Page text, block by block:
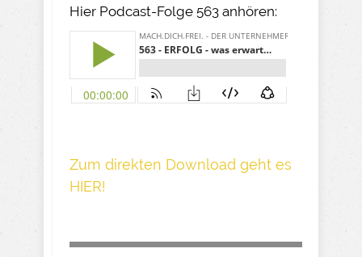
Hier Podcast-Folge 563 anhören:
Z um direkte n Download geh t es
HIER!